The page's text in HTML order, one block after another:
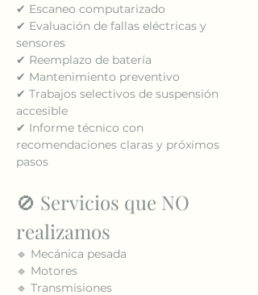
✔ Escaneo computarizado
✔ Evaluación de fallas eléctricas y
sensores
✔ Reemplazo de batería
✔ Mantenimiento preventivo
✔ Trabajos selectivos de suspensión
accesible
✔ Informe técnico con
recomendaciones claras y próximos
pasos
🚫 Servicios que NO
realizamos
🔹 Mecánica pesada
🔹 Motores
🔹 Transmisiones